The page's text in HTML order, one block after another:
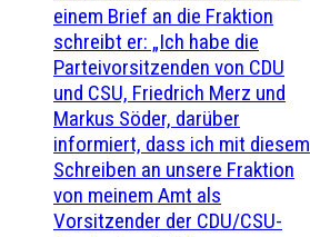
einem Brief an die Fraktion
schreibt er: „Ich habe die
Parteivorsitzenden von CDU
und CSU, Friedrich Merz und
Markus Söder, darüber
informiert, dass ich mit diesem
Schreiben an unsere Fraktion
von meinem Amt als
Vorsitzender der CDU/CSU-